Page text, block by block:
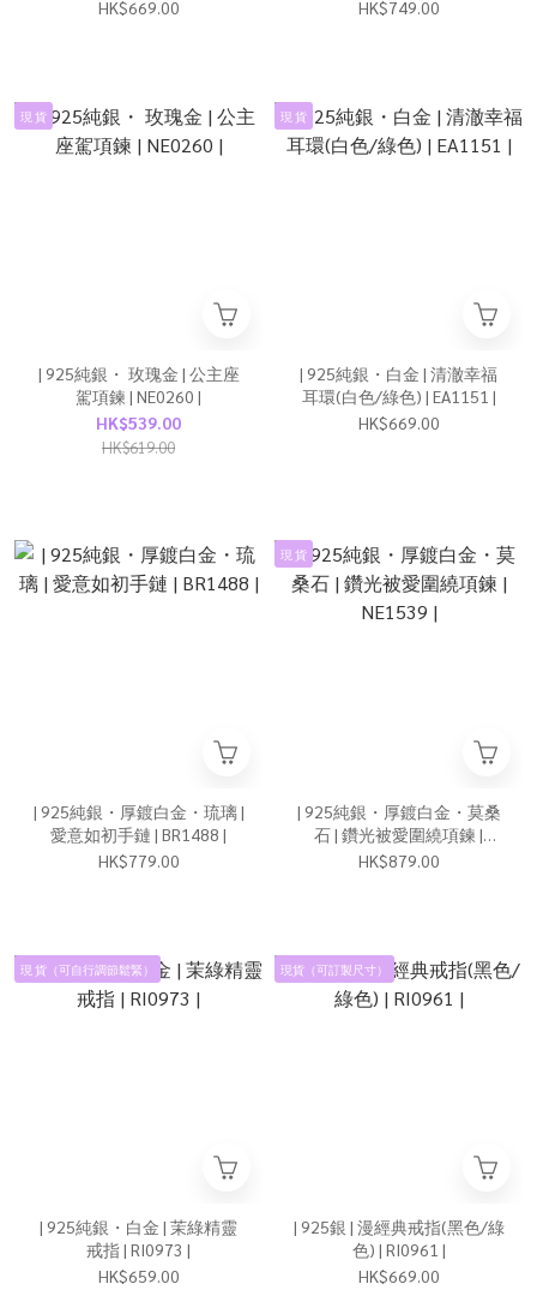
HK$669.00 HK$749.00
現 貨
| 925純銀・ 玫瑰金 | 公主座
駕項鍊 | NE0260 |
HK$539.00
HK$619.00
現 貨
| 925純銀・白金 | 清澈幸福
耳環(白色/綠色) | EA1151 |
HK$669.00
| 925純銀・厚鍍白金・琉璃 |
愛意如初手鏈 | BR1488 |
HK$779.00
現 貨
| 925純銀・厚鍍白金・莫桑
石 | 鑽光被愛圍繞項鍊 |
NE1539 |
HK$879.00
現 貨（可自行調節鬆緊）
| 925純銀・白金 | 茉綠精靈
戒指 | RI0973 |
HK$659.00
現貨（可訂製尺寸）
| 925銀 | 漫經典戒指(黑色/綠
色) | RI0961 |
HK$669.00